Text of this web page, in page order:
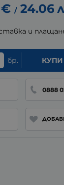
€ / 24.06
и
бр. КУПИ
0888